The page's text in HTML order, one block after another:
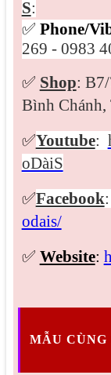
S:
✅ Phone/
269 - 0983
✅ Shop:
Bình
✅Youtube:
oDàiS
✅Facebook:
odais/
✅ Website:
MẪU CÙNG